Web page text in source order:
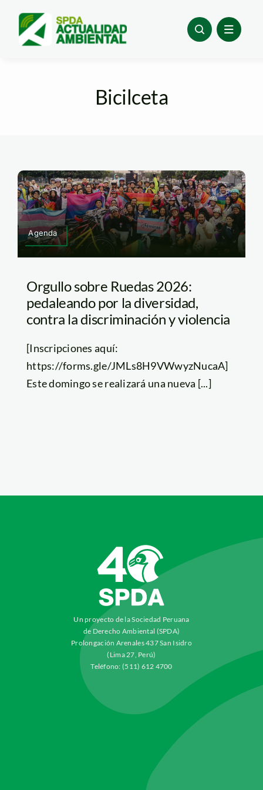
content
Bicilceta
Agenda
Orgullo sobre Ruedas 2026:
pedaleando por la diversidad,
contra la discriminación y violencia
[Inscripciones aquí:
https://forms.gle/JMLs8H9VWwyzNucaA]
Este domingo se realizará una nueva [...]
Un proyecto de la Sociedad Peruana
de Derecho Ambiental (SPDA)
Prolongación Arenales 437 San Isidro
(Lima 27, Perú)
Teléfono: (511) 612 4700